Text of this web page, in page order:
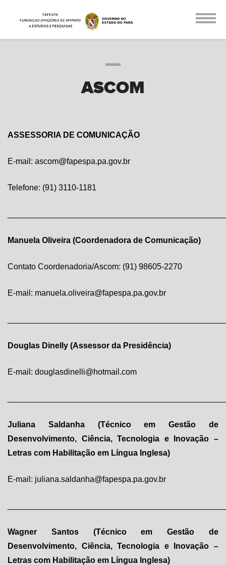
ASCOM
ASSESSORIA DE COMUNICAÇÃO
E-mail: ascom@fapespa.pa.gov.br
Telefone: (91) 3110-1181
Manuela Oliveira (Coordenadora de Comunicação)
Contato Coordenadoria/Ascom: (91) 98605-2270
E-mail: manuela.oliveira@fapespa.pa.gov.br
Douglas Dinelly (Assessor da Presidência)
E-mail: douglasdinelli@hotmail.com
Juliana Saldanha (Técnico em Gestão de
Desenvolvimento, Ciência, Tecnologia e Inovação –
Letras com Habilitação em Língua Inglesa)
E-mail: juliana.saldanha@fapespa.pa.gov.br
Wagner Santos (Técnico em Gestão de
Desenvolvimento, Ciência, Tecnologia e Inovação –
Letras com Habilitação em Língua Inglesa)